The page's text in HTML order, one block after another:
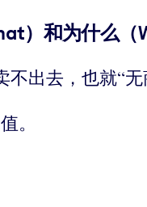
）和为什么（
出去，也就“
。